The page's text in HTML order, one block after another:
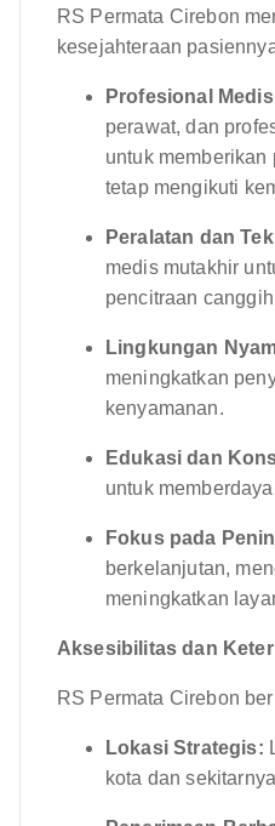
RS Permata Cirebon
kesejahteraan
Profesional
perawat, dan
untuk
tetap mengikuti
Peralatan dan
medis mutakhir
pencitraan
Lingkungan
meningkatkan
kenyamanan.
Edukasi dan
untuk
Fokus pada
berkelanjutan,
meningkatkan
Aksesibilitas dan
RS Permata Cirebon
Lokasi Strategis:
kota dan